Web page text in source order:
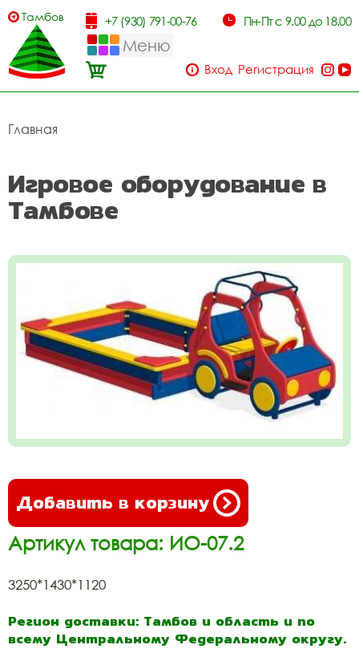
Тамбов +7 (930) 791-00-76 Пн-Пт с 9.00 до 18.00
Меню
Вход Регистрация
Главная
Игровое оборудование в
Тамбове
Добавить в корзину
Артикул товара: ИО-07.2
3250*1430*1120
Регион доставки: Тамбов и область и по
всему Центральному Федеральному округу.